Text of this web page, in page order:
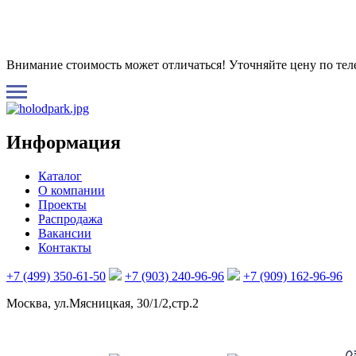
Внимание стоимость может отличаться! Уточняйте цену по
Информация
Каталог
О компании
Проекты
Распродажа
Вакансии
Контакты
+7 (499) 350-61-50 +7 (903) 240-96-96
+7 (909) 162-96-96
Москва, ул.Мясницкая, 30/1/2,стр.2